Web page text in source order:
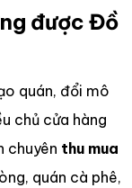
được Đồ
quán, đổi mô
chủ cửa hàng
chuyên thu mua
quán cà phê,